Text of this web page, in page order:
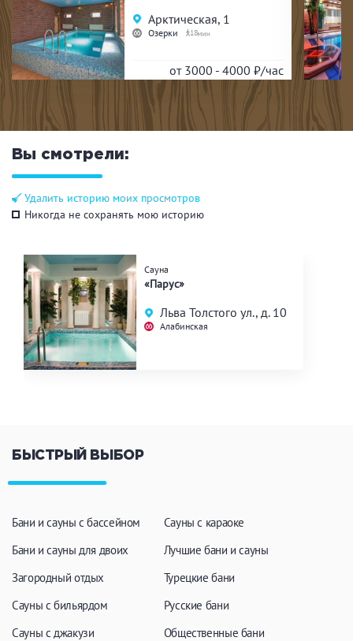
Арктическая, 1
Озерки 18
от 3000 - 4000 ₽/час
Вы смотрели:
Удалить историю моих просмотров
Никогда не сохранять мою историю
Сауна
«Парус»
Льва Толстого ул., д. 10
Алабинская
БЫСТРЫЙ ВЫБОР
Бани и сауны с бассейном
Бани и сауны для двоих
Загородный отдых
Сауны с бильярдом
Сауны с джакузи
Сауны с караоке
Лучшие бани и сауны
Турецкие бани
Русские бани
Общественные бани